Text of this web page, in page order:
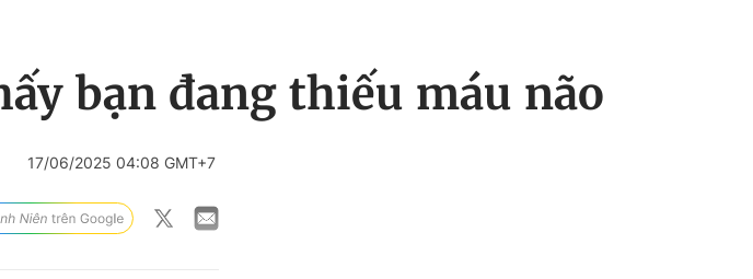
bạn đang thiếu máu não
17/06/2025 04:08 GMT+7